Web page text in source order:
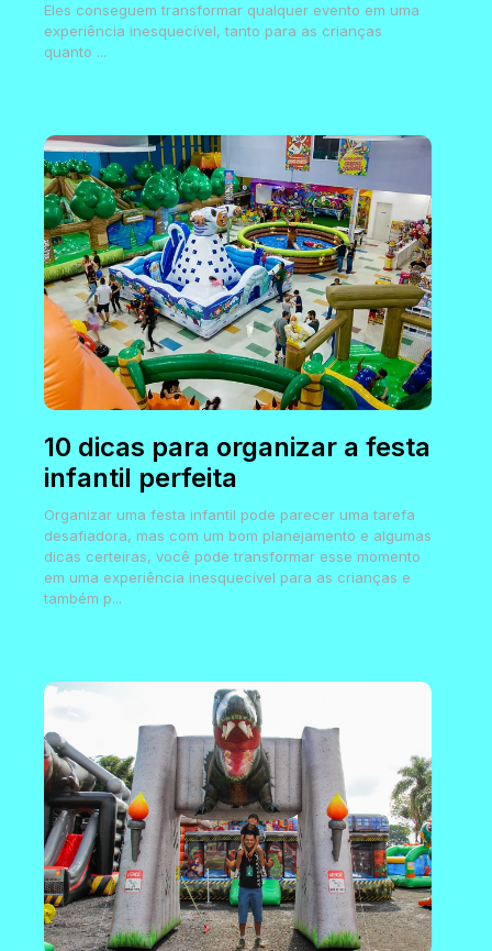
Eles conseguem transformar qualquer evento em uma
experiência inesquecível, tanto para as crianças
quanto ...
10 dicas para organizar a festa
infantil perfeita
Organizar uma festa infantil pode parecer uma tarefa
desafiadora, mas com um bom planejamento e algumas
dicas certeiras, você pode transformar esse momento
em uma experiência inesquecível para as crianças e
também p...